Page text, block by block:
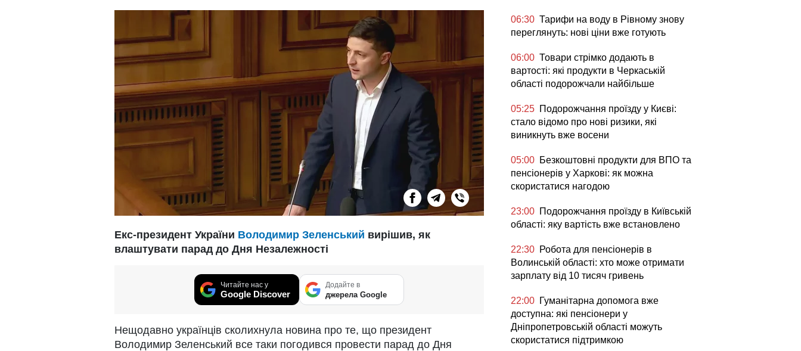
Екс-президент України Володимир Зеленський вирішив, як
влаштувати парад до Дня Незалежності
Читайте нас у
Google Discover
Додайте в
джерела Google
Нещодавно українців сколихнула новина про те, що президент
Володимир Зеленський все таки погодився провести парад до Дня
06:30 Тарифи на воду в Рівному знову
переглянуть: нові ціни вже готують
06:00 Товари стрімко додають в
вартості: які продукти в Черкаській
області подорожчали найбільше
05:25 Подорожчання проїзду у Києві:
стало відомо про нові ризики, які
виникнуть вже восени
05:00 Безкоштовні продукти для ВПО та
пенсіонерів у Харкові: як можна
скористатися нагодою
23:00 Подорожчання проїзду в Київській
області: яку вартість вже встановлено
22:30 Робота для пенсіонерів в
Волинській області: хто може отримати
зарплату від 10 тисяч гривень
22:00 Гуманітарна допомога вже
доступна: які пенсіонери у
Дніпропетровській області можуть
скористатися підтримкою